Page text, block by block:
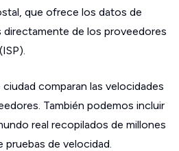
que ofrece los datos de
de los proveedores
comparan las velocidades
También podemos incluir
real recopilados de millones
pruebas de velocidad.